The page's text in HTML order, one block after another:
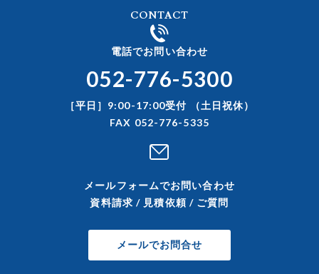
CONTACT
電話でお問い合わせ
052-776-5300
［平日］9:00-17:00受付 （土日祝休）
FAX 052-776-5335
メールフォームでお問い合わせ
資料請求 / 見積依頼 / ご質問
メールでお問合せ